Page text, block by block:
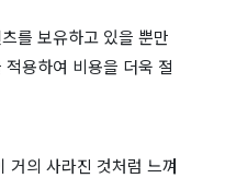
를 보유하고 있을 뿐만
용하여 비용을 더욱 절
거의 사라진 것처럼 느껴